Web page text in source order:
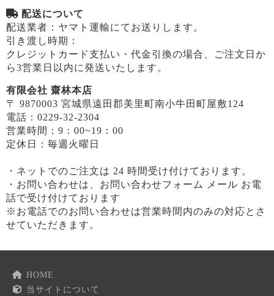
配送について
配送業者：ヤマト運輸にてお送りします。
引き渡し時期：
クレジットカード支払い・代金引換の場合、ご注文日か
ら3営業日以内に発送いたします。
有限会社 齋林本店
〒 9870003 宮城県遠田郡美里町南小牛田町屋敷124
電話：0229-32-2304
営業時間：9：00~19：00
定休日：毎週火曜日
・ネットでのご注文は 24 時間受け付けております。
・お問い合わせは、お問い合わせフォーム メール お電
話で受け付けております
※お電話でのお問い合わせは営業時間内のみの対応とさ
せていただきます。
HOME
当サイトについて